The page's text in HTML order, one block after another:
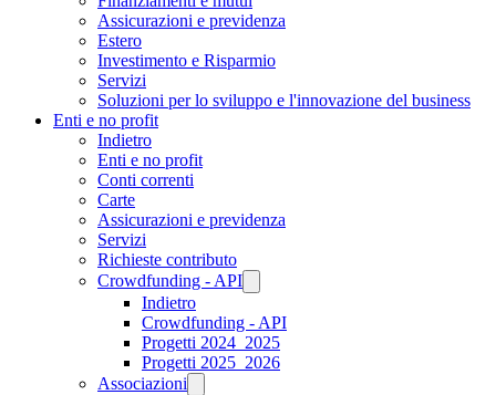
Assicurazioni e previdenza
Estero
Investimento e Risparmio
Servizi
Soluzioni per lo sviluppo e l'innovazione del business
Enti e no profit
Indietro
Enti e no profit
Conti correnti
Carte
Assicurazioni e previdenza
Servizi
Richieste contributo
Crowdfunding - API
Indietro
Crowdfunding - API
Progetti 2024_2025
Progetti 2025_2026
Associazioni